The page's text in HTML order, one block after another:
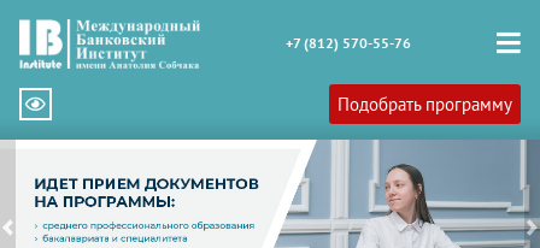
+7 (812) 570-55-76
Подобрать программу
Previous